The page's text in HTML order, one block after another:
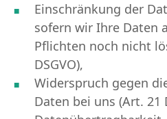
Einschränkung der
sofern wir Ihre Daten
Pflichten noch nicht
DSGVO),
Widerspruch gegen
Daten bei uns (Art. 21